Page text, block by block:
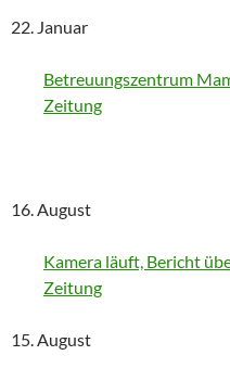
22. Januar
Betreuungszentrum
Zeitung
16. August
Kamera läuft, Bericht
Zeitung
15. August